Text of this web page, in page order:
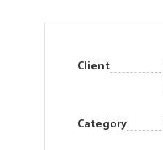
Client
Category